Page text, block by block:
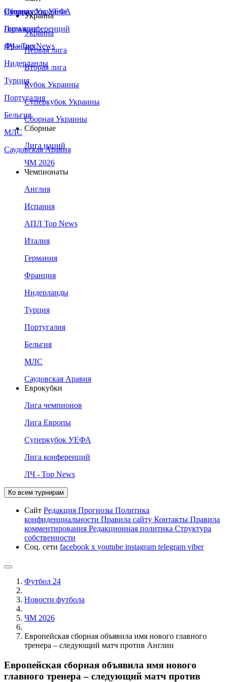
Сборная Украины
Италия
Германия
Франция
Нидерланды
Турция
Португалия
Бельгия
МЛС
Саудовская Аравия
Суперкубок УЕФА
Лига конференций
ЛЧ - Top News
Украина
Украина
Первая лига
Вторая лига
Кубок Украины
Суперкубок Украины
Сборная Украины
Сборные
Лига наций
ЧМ 2026
Чемпионаты
Англия
Испания
АПЛ Top News
Италия
Германия
Франция
Нидерланды
Турция
Португалия
Бельгия
МЛС
Саудовская Аравия
Еврокубки
Лига чемпионов
Лига Европы
Суперкубок УЕФА
Лига конференций
ЛЧ - Top News
Ко всем турнирам
Сайт Редакция Прогнозы Политика
конфиденциальности Правила сайту Контакты Правила
комментирования Редакционная политика Структура
собственности
Соц. сети facebook x youtube instagram telegram viber
Футбол 24
Новости футбола
ЧМ 2026
Европейская сборная объявила имя нового главного
тренера – следующий матч против Англии
Европейская сборная объявила имя нового
главного тренера – следующий матч против